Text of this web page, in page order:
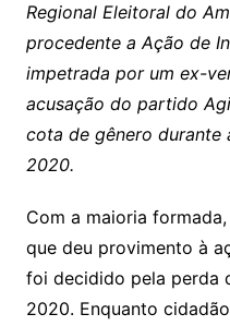
Regional Eleitoral do
procedente a Ação de
impetrada por um ex-
acusação do partido
cota de gênero durante
2020.
Com a maioria
que deu provimento à
foi decidido pela perda
2020. Enquanto